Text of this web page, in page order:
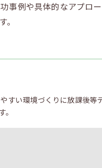
事例や具体的なアプロ
すい環境づくりに放課後等